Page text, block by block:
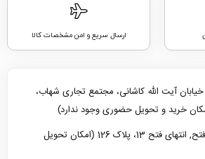
ارسال سریع و امن مشخصات کالا
خیابان آیت الله کاشانی، مجتمع تجاری شهاب،
تهران،بلوار فتح, انتهای فتح 13، پلاک 126 (امکان تحویل